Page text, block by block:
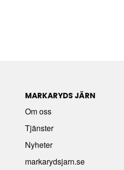
MARKARYDS JÄRN
Om oss
Tjänster
Nyheter
markarydsjarn.se